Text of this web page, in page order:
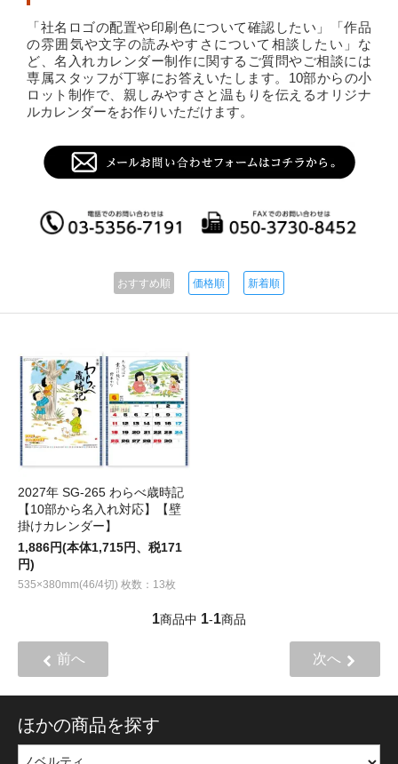
「社名ロゴの配置や印刷色について確認したい」「作品
の雰囲気や文字の読みやすさについて相談したい」な
ど、名入れカレンダー制作に関するご質問やご相談には
専属スタッフが丁寧にお答えいたします。10部からの小
ロット制作で、親しみやすさと温もりを伝えるオリジナ
ルカレンダーをお作りいただけます。
おすすめ順 価格順 新着順
2027年 SG-265 わらべ歳時記
【10部から名入れ対応】【壁
掛けカレンダー】
1,886円(本体1,715円、税171
円)
535×380mm(46/4切) 枚数：13枚
1商品中 1-1商品
前へ 次へ
ほかの商品を探す